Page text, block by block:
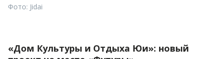
Фото: Jidai
«Дом Культуры и Отдыха Юи»: новый